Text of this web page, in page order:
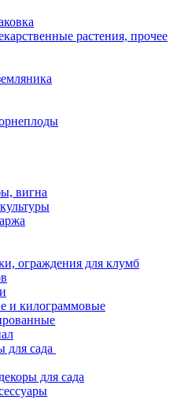
растения, прочее
вигна
ограждения для клумб
и килограммовые
для сада
для сада